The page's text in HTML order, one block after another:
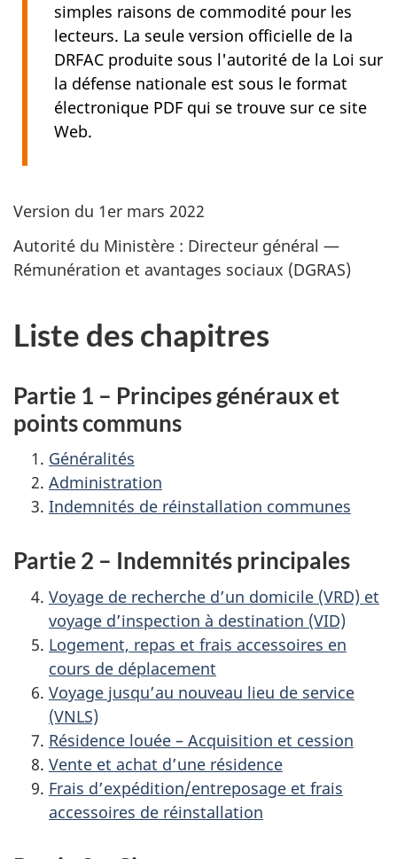
simples raisons de commodité pour les
lecteurs. La seule version officielle de la
DRFAC produite sous l'autorité de la Loi sur
la défense nationale est sous le format
électronique PDF qui se trouve sur ce site
Web.
Version du 1er mars 2022
Autorité du Ministère : Directeur général —
Rémunération et avantages sociaux (DGRAS)
Liste des chapitres
Partie 1 – Principes généraux et
points communs
Généralités
Administration
Indemnités de réinstallation communes
Partie 2 – Indemnités principales
Voyage de recherche d’un domicile (VRD) et
voyage d’inspection à destination (VID)
Logement, repas et frais accessoires en
cours de déplacement
Voyage jusqu’au nouveau lieu de service
(VNLS)
Résidence louée – Acquisition et cession
Vente et achat d’une résidence
Frais d’expédition/entreposage et frais
accessoires de réinstallation